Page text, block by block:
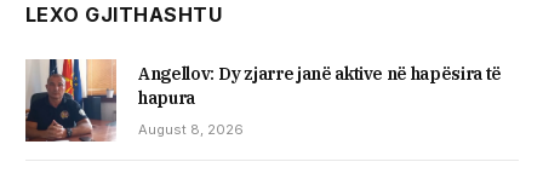
LEXO GJITHASHTU
Angellov: Dy zjarre janë aktive në hapësira të
hapura
August 8, 2026